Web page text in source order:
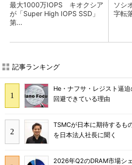
最大1000万IOPS キオクシア
が「Super High IOPS SSD」
第...
ソシ
字転
記事ランキング
He・ナフサ・レジスト逼
回避できている理由
TSMCが日本に期待する
を日本法人社長に聞く
2026年Q2のDRAM市場シ